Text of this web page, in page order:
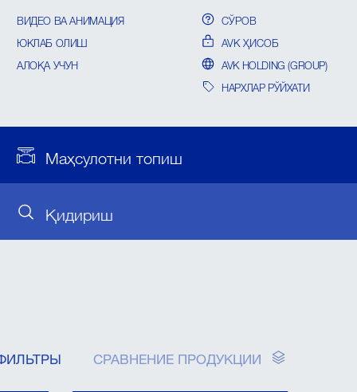
Қидириш
Маҳсулотни топиш
ВИДЕО ВА АНИМАЦИЯ
ЮКЛАБ ОЛИШ
АЛОҚА УЧУН
СЎРОВ
AVK ҲИСОБ
AVK HOLDING (GROUP)
НАРХЛАР РЎЙХАТИ
СРАВНЕНИЕ ПРОДУКЦИИ